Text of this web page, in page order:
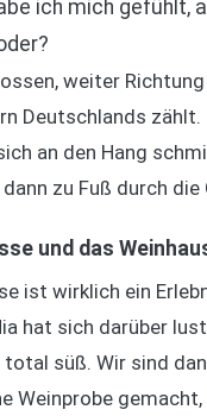
ich mich gefühlt,
weiter
Deutschlands
an den Hang
zu Fuß durch
und das
ist wirklich ein
hat sich darüber
süß. Wir sind
Weinprobe